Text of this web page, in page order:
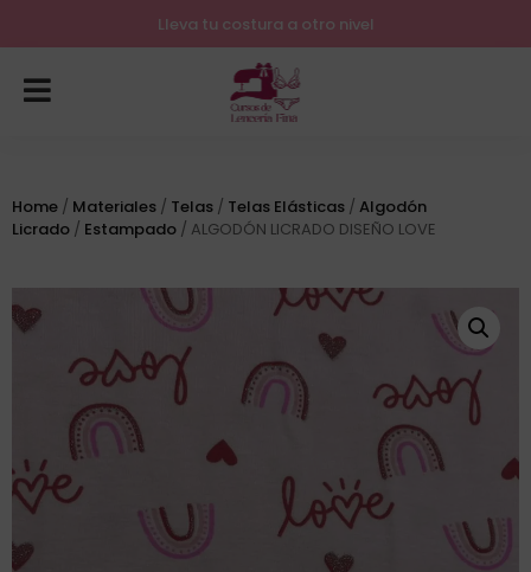
Lleva tu costura a otro nivel
Home / Materiales / Telas / Telas Elásticas / Algodón
Licrado / Estampado / ALGODÓN LICRADO DISEÑO LOVE